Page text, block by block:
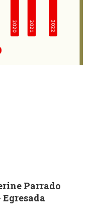
Parrado